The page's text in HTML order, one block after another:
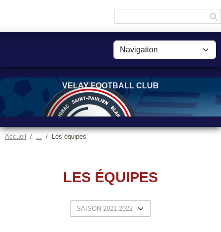
VELAY FOOTBALL CLUB
Accueil Les équipes
LES ÉQUIPES